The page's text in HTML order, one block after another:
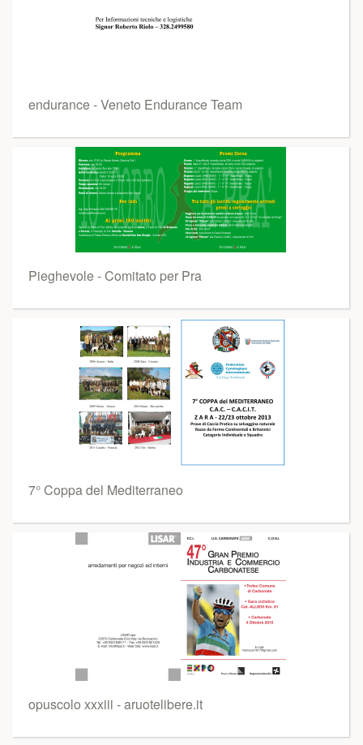
endurance - Veneto Endurance Team
Pieghevole - Comitato per Pra
7° Coppa del Mediterraneo
opuscolo xxxiii - aruotelibere.it